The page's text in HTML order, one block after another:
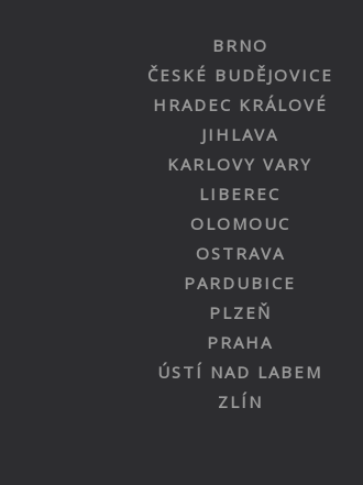
BRNO
ČESKÉ BUDĚJOVICE
HRADEC KRÁLOVÉ
JIHLAVA
KARLOVY VARY
LIBEREC
OLOMOUC
OSTRAVA
PARDUBICE
PLZEŇ
PRAHA
ÚSTÍ NAD LABEM
ZLÍN